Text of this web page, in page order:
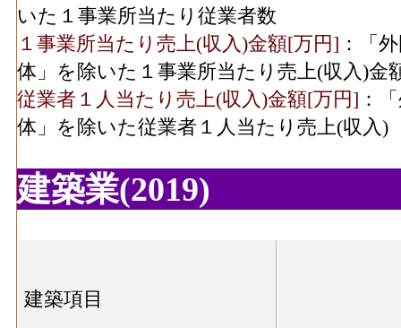
いた１事業所当たり従業者数
１事業所当たり売上(収入)金額[万円] ：「
体」を除いた１事業所当たり売上(収入)金
従業者１人当たり売上(収入)金額[万円] ：
体」を除いた従業者１人当たり売上(収入)
建築業(2019)
建築項目